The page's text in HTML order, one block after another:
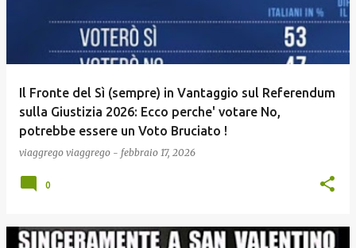
Il Fronte del Sì (sempre) in Vantaggio sul Referendum
sulla Giustizia 2026: Ecco perche' votare No,
potrebbe essere un Voto Bruciato !
viaggrego viaggrego - febbraio 17, 2026
0